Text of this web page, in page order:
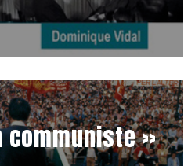
communiste »